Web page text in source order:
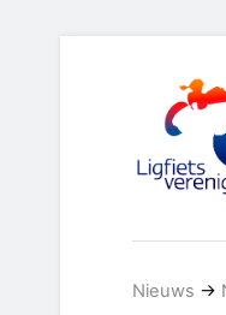
Nieuws →